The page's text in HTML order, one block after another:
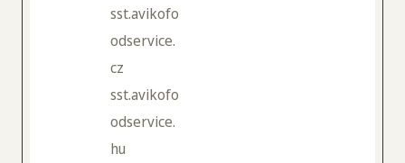
sst.avikofo
odservice.
cz
sst.avikofo
odservice.
hu